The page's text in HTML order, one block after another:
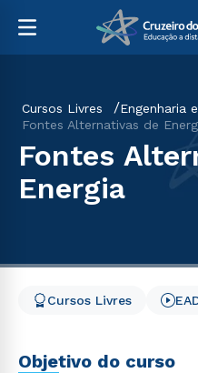
Cursos Livres
Engenharia
Fontes Alternativas de
Fontes
Energia
Cursos Livres
Objetivo do curso